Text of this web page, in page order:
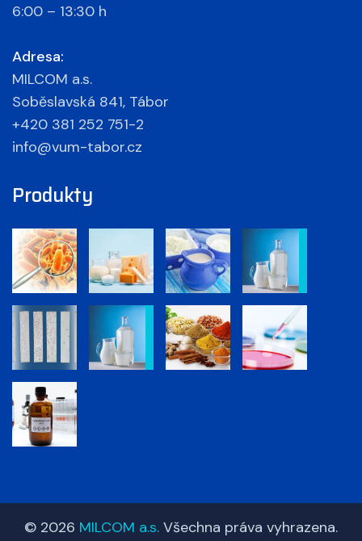
6:00 – 13:30 h
Adresa:
MILCOM a.s.
Soběslavská 841, Tábor
+420 381 252 751-2
info@vum-tabor.cz
Produkty
© 2026 MILCOM a.s. Všechna práva vyhrazena.